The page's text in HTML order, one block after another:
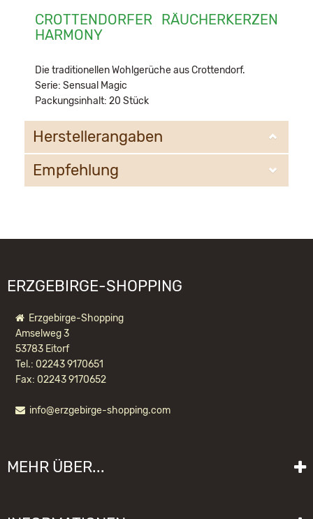
CROTTENDORFER RÄUCHERKERZEN
HARMONY
Die traditionellen Wohlgerüche aus Crottendorf.
Serie: Sensual Magic
Packungsinhalt: 20 Stück
Herstellerangaben
Crottendorfer Räucherkerzen GmbH
Empfehlung
ERZGEBIRGE-SHOPPING
Erzgebirge-Shopping
Amselweg 3
53783 Eitorf
Tel.: 02243 9170651
Fax: 02243 9170652
info@erzgebirge-shopping.com
MEHR ÜBER...